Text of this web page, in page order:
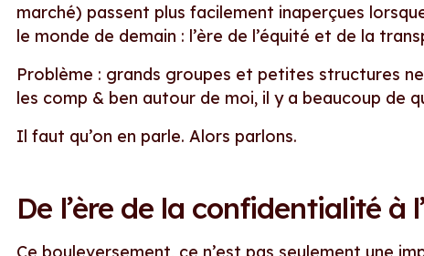
marché) passent plus facilement inaperçues
le monde de demain : l’ère de l’équité et de la
Problème : grands groupes et petites structures
les comp & ben autour de moi, il y a beaucoup de
Il faut qu’on en parle. Alors parlons.
De l’ère de la confidentialité à
Ce bouleversement, ce n’est pas seulement une